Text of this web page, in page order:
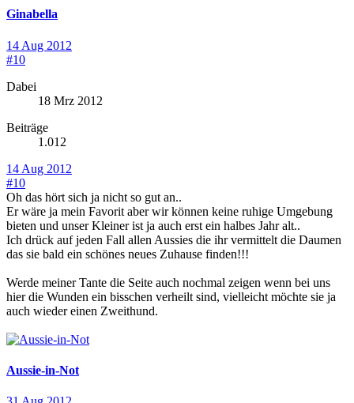
Ginabella
14 Aug 2012
#10
Dabei
18 Mrz 2012
Beiträge
1.012
14 Aug 2012
#10
Oh das hört sich ja nicht so gut an..
Er wäre ja mein Favorit aber wir können keine ruhige Umgebung
bieten und unser Kleiner ist ja auch erst ein halbes Jahr alt..
Ich drück auf jeden Fall allen Aussies die ihr vermittelt die Daumen
das sie bald ein schönes neues Zuhause finden!!!
Werde meiner Tante die Seite auch nochmal zeigen wenn bei uns
hier die Wunden ein bisschen verheilt sind, vielleicht möchte sie ja
auch wieder einen Zweithund.
Aussie-in-Not